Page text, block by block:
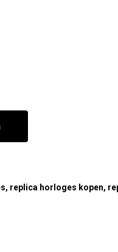
, replica horloges kopen,